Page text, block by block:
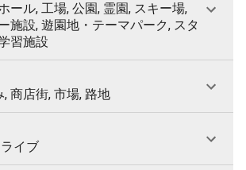
ール, 工場, 公園, 霊園, スキー場,
施設, 遊園地・テーマパーク, スタ
習施設
商店街, 市場, 路地
イブ